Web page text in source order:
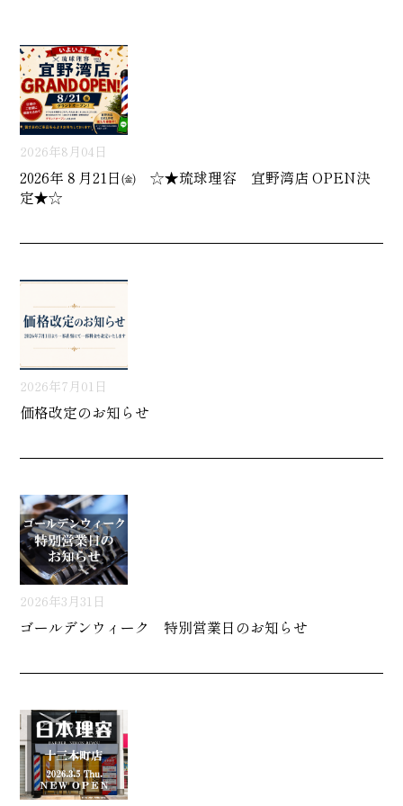
2026年8月04日
2026年８月21日㈮ ☆★琉球理容 宜野湾店 OPEN決
定★☆
2026年7月01日
価格改定のお知らせ
2026年3月31日
ゴールデンウィーク 特別営業日のお知らせ